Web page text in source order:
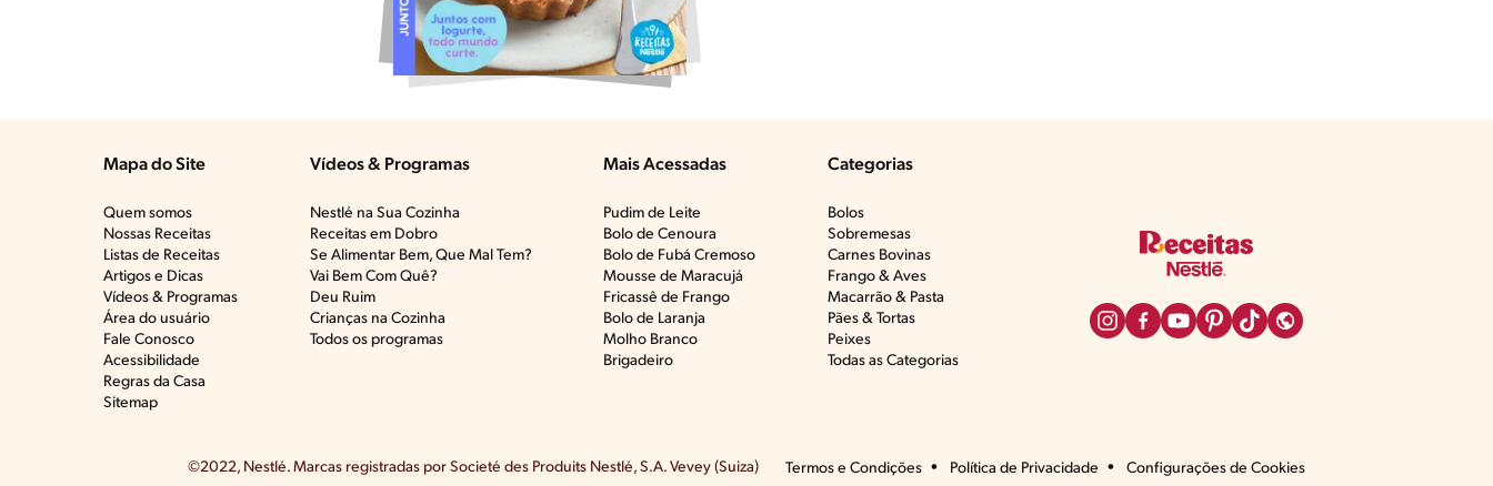
Mapa do Site
Quem somos
Nossas Receitas
Listas de Receitas​
Artigos e Dicas​
Vídeos & Programas​
Área do usuário
Fale Conosco
Acessibilidade
Regras da Casa
Sitemap
Vídeos & Programas​
Nestlé na Sua Cozinha
Receitas em Dobro
Se Alimentar Bem, Que Mal Tem?​
Vai Bem Com Quê?​
Deu Ruim​
Crianças na Cozinha​
Todos os programas
Mais Acessadas
Pudim de Leite
Bolo de Cenoura
Bolo de Fubá Cremoso
Mousse de Maracujá
Fricassê de Frango
Bolo de Laranja
Molho Branco
Brigadeiro
Categorias
Bolos
Sobremesas
Carnes Bovinas​
Frango & Aves​
Macarrão & Pasta​
Pães & Tortas​
Peixes
Todas as Categorias
©2022, Nestlé. Marcas registradas por Societé des Produits Nestlé, S.A. Vevey (Suiza) Termos e Condições Política de Privacidade Configurações de Cookies